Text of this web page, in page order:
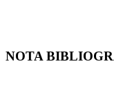
NOTA